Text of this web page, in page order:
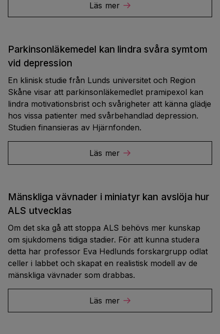
Läs mer
Parkinsonläkemedel kan lindra svåra symtom
vid depression
En klinisk studie från Lunds universitet och Region
Skåne visar att parkinsonläkemedlet pramipexol kan
lindra motivationsbrist och svårigheter att känna glädje
hos vissa patienter med svårbehandlad depression.
Studien finansieras av Hjärnfonden.
Läs mer
Mänskliga vävnader i miniatyr kan avslöja hur
ALS utvecklas
Om det ska gå att stoppa ALS behövs mer kunskap
om sjukdomens tidiga stadier. För att kunna studera
detta har professor Eva Hedlunds forskargrupp odlat
celler i labbet och skapat en realistisk modell av de
mänskliga vävnader som drabbas.
Läs mer